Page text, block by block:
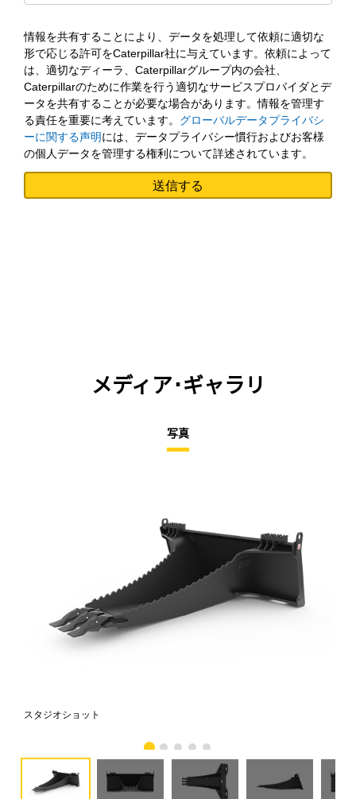
情報を共有することにより、データを処理して依頼に適切な
形で応じる許可をCaterpillar社に与えています。依頼によって
は、適切なディーラ、Caterpillarグループ内の会社、
Caterpillarのために作業を行う適切なサービスプロバイダとデ
ータを共有することが必要な場合があります。情報を管理す
る責任を重要に考えています。 グローバルデータプライバシ
ーに関する声明には、データプライバシー慣行およびお客様
の個人データを管理する権利について詳述されています。
メディア･ギャラリ
写真
スタジオショット